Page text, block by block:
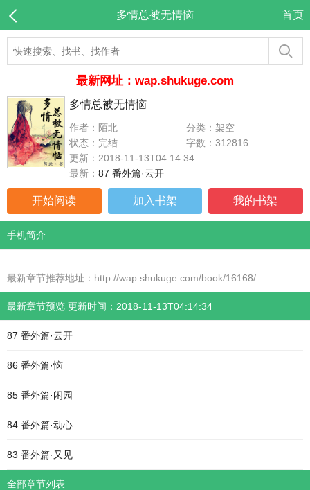
多情总被无情恼 首页
最新网址：wap.shukuge.com
多情总被无情恼
作者：陌北
分类：架空
状态：完结
字数：312816
更新：2018-11-13T04:14:34
最新： 87 番外篇·云开
开始阅读 加入书架 我的书架
手机简介
最新章节推荐地址：http://wap.shukuge.com/book/16168/
最新章节预览 更新时间：2018-11-13T04:14:34
87 番外篇·云开
86 番外篇·恼
85 番外篇·闲园
84 番外篇·动心
83 番外篇·又见
全部章节列表